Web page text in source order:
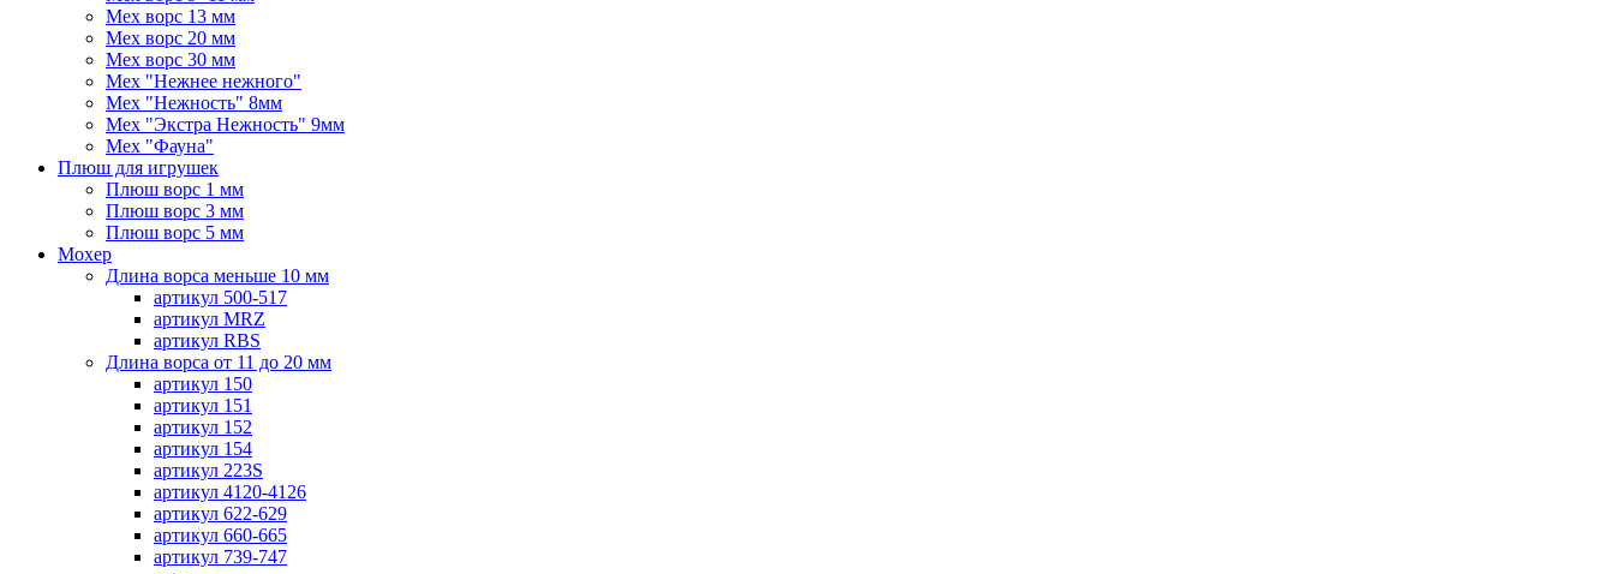
Мех ворс 13 мм
Мех ворс 20 мм
Мех ворс 30 мм
Мех "Нежнее нежного"
Мех "Нежность" 8мм
Мех "Экстра Нежность" 9мм
Мех "Фауна"
Плюш для игрушек
Плюш ворс 1 мм
Плюш ворс 3 мм
Плюш ворс 5 мм
Мохер
Длина ворса меньше 10 мм
артикул 500-517
артикул MRZ
артикул RBS
Длина ворса от 11 до 20 мм
артикул 150
артикул 151
артикул 152
артикул 154
артикул 223S
артикул 4120-4126
артикул 622-629
артикул 660-665
артикул 739-747